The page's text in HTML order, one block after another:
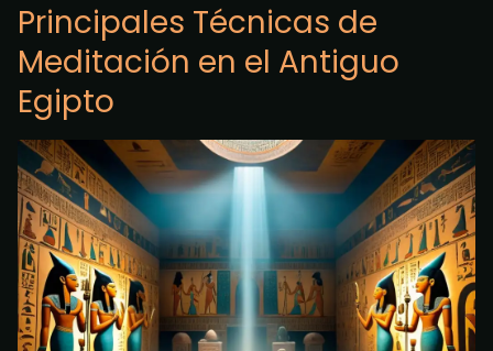
Principales Técnicas de
Meditación en el Antiguo
Egipto